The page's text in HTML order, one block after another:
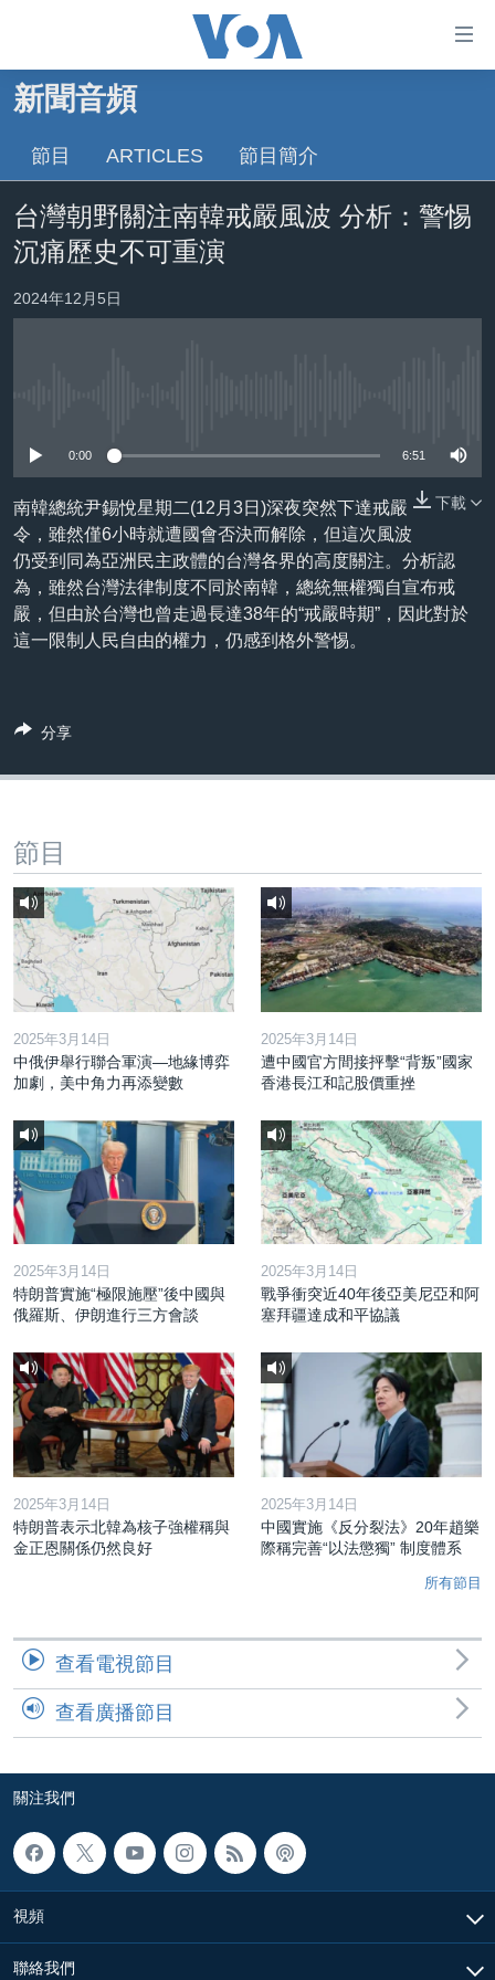
礙
鏈
轉
到
內
容
跳
轉
到
檢
索
主頁
美國大選2024
台灣
海外港人
中國
國際
經貿
視頻
每日視頻新聞
音頻
建國史話
廣播節目表
其他語言網站
新聞音頻
節目 ARTICLES 節目簡介
台灣朝野關注南韓戒嚴風波 分析：警惕
沉痛歷史不可重演
2024年12月5日
0:00 6:51
下載
南韓總統尹錫悅星期二(12月3日)深夜突然下達戒嚴
令，雖然僅6小時就遭國會否決而解除，但這次風波
仍受到同為亞洲民主政體的台灣各界的高度關注。分析認
為，雖然台灣法律制度不同於南韓，總統無權獨自宣布戒
嚴，但由於台灣也曾走過長達38年的“戒嚴時期”，因此對於
這一限制人民自由的權力，仍感到格外警惕。
分享
節目
2025年3月14日
中俄伊舉行聯合軍演—地緣博弈
加劇，美中角力再添變數
2025年3月14日
遭中國官方間接抨擊“背叛”國家
香港長江和記股價重挫
2025年3月14日
特朗普實施“極限施壓”後中國與
俄羅斯、伊朗進行三方會談
2025年3月14日
戰爭衝突近40年後亞美尼亞和阿
塞拜疆達成和平協議
2025年3月14日
特朗普表示北韓為核子強權稱與
金正恩關係仍然良好
2025年3月14日
中國實施《反分裂法》20年趙樂
際稱完善“以法懲獨” 制度體系
所有節目
查看電視節目
查看廣播節目
關注我們
視頻
聯絡我們